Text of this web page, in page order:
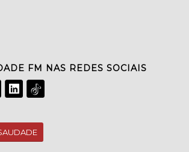
FM NAS REDES SOCIAIS